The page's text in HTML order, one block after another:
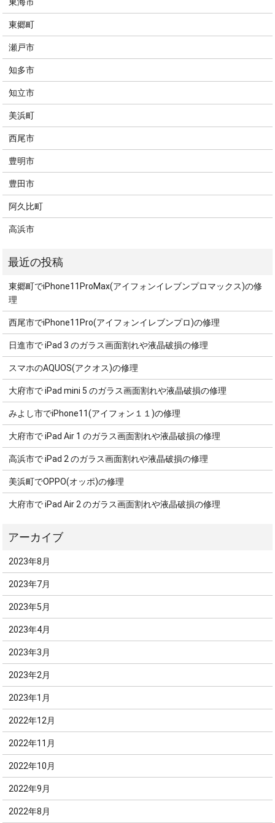
東郷町
瀬戸市
知多市
知立市
美浜町
西尾市
豊明市
豊田市
阿久比町
高浜市
東郷町でiPhone11ProMax(アイフォンイレブンプロマックス)の修
理
西尾市でiPhone11Pro(アイフォンイレブンプロ)の修理
日進市で iPad 3 のガラス画面割れや液晶破損の修理
スマホのAQUOS(アクオス)の修理
大府市で iPad mini 5 のガラス画面割れや液晶破損の修理
みよし市でiPhone11(アイフォン１１)の修理
大府市で iPad Air 1 のガラス画面割れや液晶破損の修理
高浜市で iPad 2 のガラス画面割れや液晶破損の修理
美浜町でOPPO(オッポ)の修理
大府市で iPad Air 2 のガラス画面割れや液晶破損の修理
2023年8月
2023年7月
2023年5月
2023年4月
2023年3月
2023年2月
2023年1月
2022年12月
2022年11月
2022年10月
2022年9月
2022年8月